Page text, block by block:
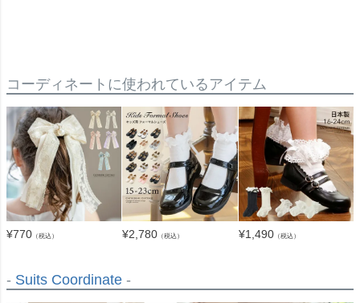
コーディネートに使われているアイテム
¥770 （税込） ¥2,780 （税込） ¥1,490（税込）
- Suits Coordinate -